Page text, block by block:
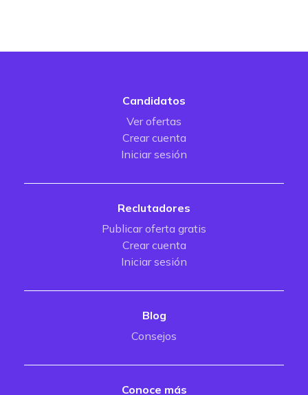
Candidatos
Ver ofertas
Crear cuenta
Iniciar sesión
Reclutadores
Publicar oferta gratis
Crear cuenta
Iniciar sesión
Blog
Consejos
Conoce más